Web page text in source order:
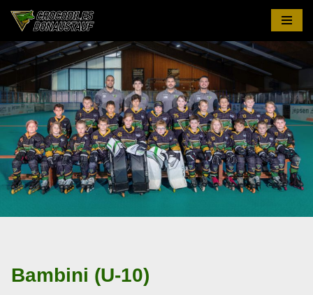
Zum
Inhalt
springen
Bambini (U-10)